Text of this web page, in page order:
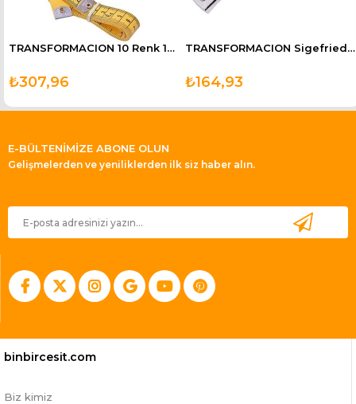
TRANSFORMACION 10 Renk 1000 Mt Kutulu Mezuralı Dikiş İpliği Seti
₺307,96
TRANSFORMACION Sigefriedo Metal Spor ve Deprem Düdüğü
₺164,93
E-BÜLTENİMİZE ABONE OLUN
Gelişmelerden ve yeniliklerden ilk siz haber alın.
binbircesit.com
Biz kimiz